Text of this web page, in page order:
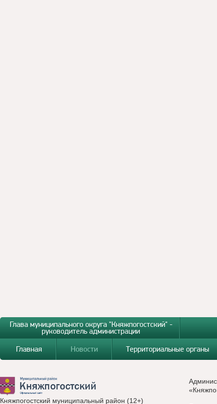
Глава муниципального округа "Княжпогостский" -
руководитель администрации
Главная
Новости Территориальные органы
Княжпогостский муниципальный район (12+)